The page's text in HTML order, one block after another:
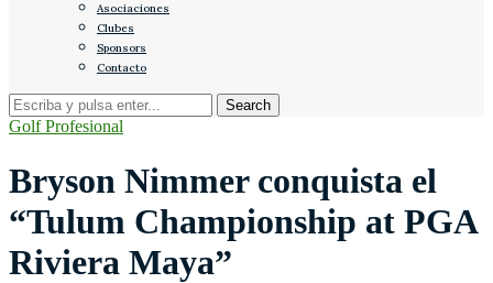
Asociaciones
Clubes
Sponsors
Contacto
Golf Profesional
Bryson Nimmer conquista el
“Tulum Championship at PGA
Riviera Maya”